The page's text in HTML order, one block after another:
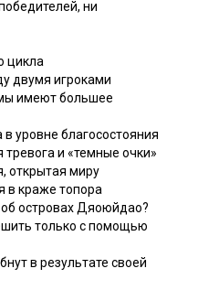
ни
цикла
двумя игроками
имеют большее
уровне благосостояния
и «темные очки»
открытая миру
в краже топора
об островах Дяоюйдао?
только с помощью
в результате своей